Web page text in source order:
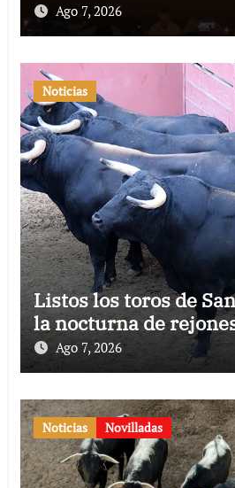
Ago 7, 2026
Noticias
Listos los toros de
la nocturna de
Ago 7, 2026
Noticias Novilladas